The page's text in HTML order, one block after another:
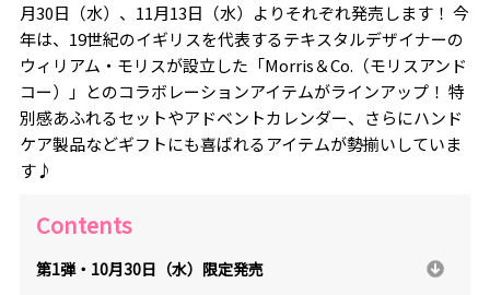
月30日（水）、11月13日（水）よりそれぞれ発売します！ 今
年は、19世紀のイギリスを代表するテキスタルデザイナーの
ウィリアム・モリスが設立した「Morris＆Co.（モリスアンド
コー）」とのコラボレーションアイテムがラインアップ！ 特
別感あふれるセットやアドベントカレンダー、さらにハンド
ケア製品などギフトにも喜ばれるアイテムが勢揃いしていま
す♪
Contents
第1弾・10月30日（水）限定発売